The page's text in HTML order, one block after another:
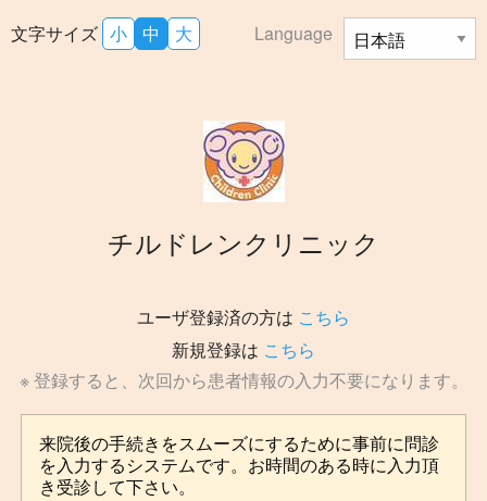
文字サイズ 小 中 大 Language
チルドレンクリニック
ユーザ登録済の方は こちら
新規登録は こちら
※ 登録すると、次回から患者情報の入力不要になります。
来院後の手続きをスムーズにするために事前に問診
を入力するシステムです。お時間のある時に入力頂
き受診して下さい。